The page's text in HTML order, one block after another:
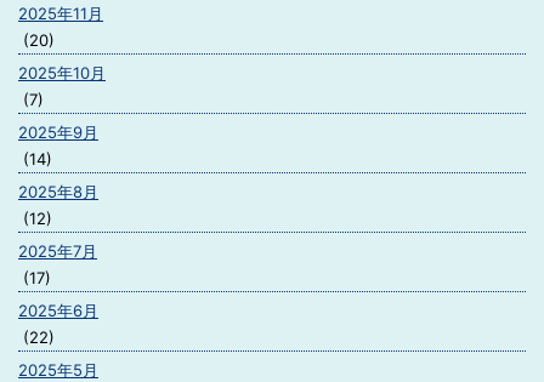
2025年11月
(20)
2025年10月
(7)
2025年9月
(14)
2025年8月
(12)
2025年7月
(17)
2025年6月
(22)
2025年5月